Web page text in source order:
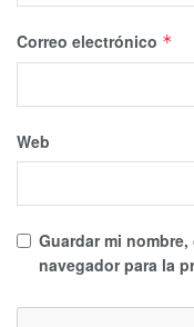
Correo electrónico *
Web
Guardar mi
navegador para la